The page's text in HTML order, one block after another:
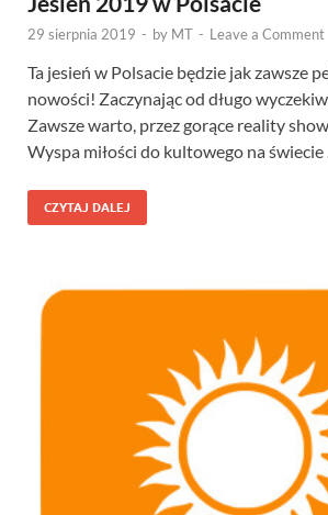
29 sierpnia 2019 - by MT - Leave a Comment
Ta jesień w Polsacie będzie jak zawsze
nowości! Zaczynając od długo
Zawsze warto, przez gorące reality
Wyspa miłości do kultowego na świecie
CZYTAJ DALEJ